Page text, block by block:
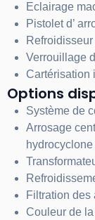
Eclairage
Pistoletd’
Refroidisseur
Verrouillage
Cartérisation
Options
Système de
Arrosage
hydrocyclone
Filtration des
Couleur de